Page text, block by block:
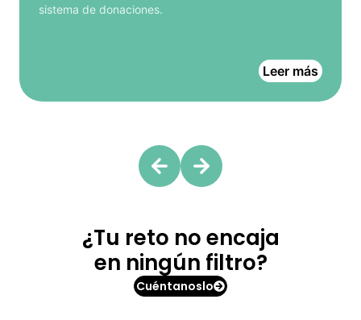
sistema de donaciones.
Leer más
¿Tu reto no encaja
en ningún filtro?
Cuéntanoslo